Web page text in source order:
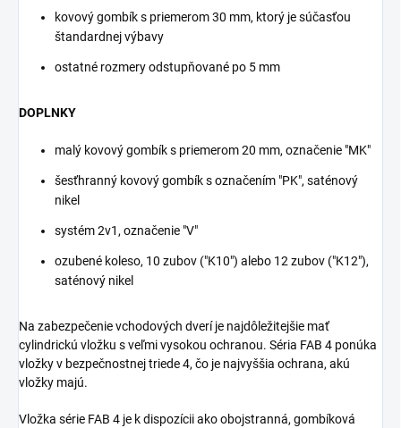
kovový gombík s priemerom 30 mm, ktorý je súčasťou
štandardnej výbavy
ostatné rozmery odstupňované po 5 mm
DOPLNKY
malý kovový gombík s priemerom 20 mm, označenie "MK"
šesťhranný kovový gombík s označením "PK", saténový
nikel
systém 2v1, označenie "V"
ozubené koleso, 10 zubov ("K10") alebo 12 zubov ("K12"),
saténový nikel
Na zabezpečenie vchodových dverí je najdôležitejšie mať
cylindrickú vložku s veľmi vysokou ochranou. Séria FAB 4 ponúka
vložky v bezpečnostnej triede 4, čo je najvyššia ochrana, akú
vložky majú.
Vložka série FAB 4 je k dispozícii ako obojstranná, gombíková